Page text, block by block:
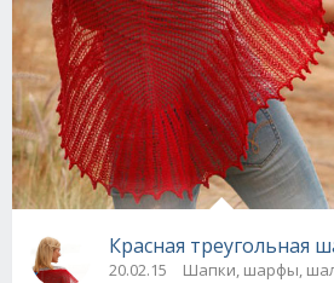
Красная треугольная
20.02.15 Шапки, шарфы,